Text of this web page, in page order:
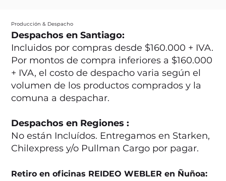
Producción & Despacho
Despachos en Santiago:
Incluidos por compras desde $160.000 + IVA.
Por montos de compra inferiores a $160.000
+ IVA, el costo de despacho varia según el
volumen de los productos comprados y la
comuna a despachar.
Despachos en Regiones :
No están Incluídos. Entregamos en Starken,
Chilexpress y/o Pullman Cargo por pagar.
Retiro en oficinas REIDEO WEBLER en Ñuñoa: